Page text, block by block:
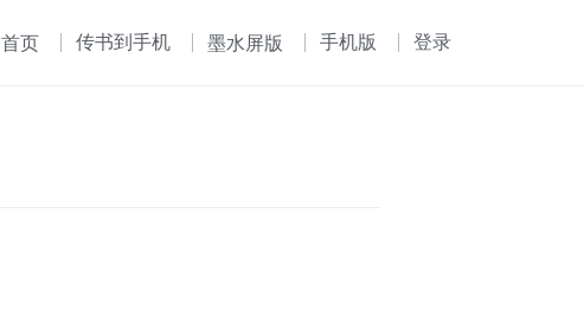
首页 传书到手机 墨水屏版 手机版 登录